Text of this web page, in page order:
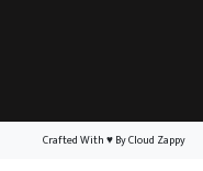
Crafted With♥By Cloud Zappy